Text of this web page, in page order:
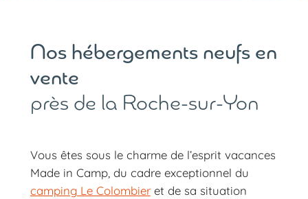
Nos hébergements neufs en
vente
près de la Roche-sur-Yon
Vous êtes sous le charme de l’esprit vacances
Made in Camp, du cadre exceptionnel du
camping Le Colombieret de sa situation